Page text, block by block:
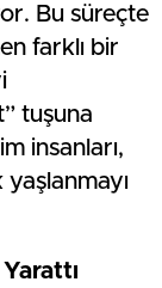
Bu süreçte
farklı bir
tuşuna
insanları,
yaşlanmayı